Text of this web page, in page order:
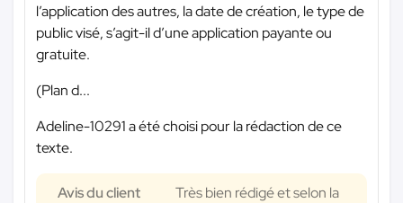
l’application des autres, la date de création, le type de
public visé, s’agit-il d’une application payante ou
gratuite.
(Plan d...
Adeline-10291 a été choisi pour la rédaction de ce
texte.
Avis du client
Très bien rédigé et selon la